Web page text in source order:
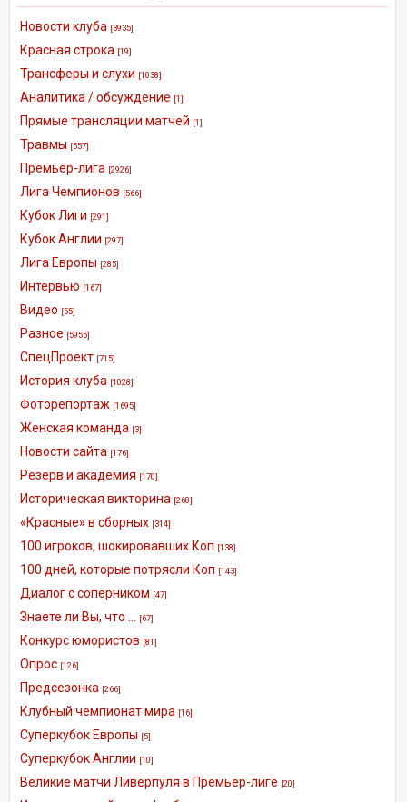
Новости клуба [3935]
Красная строка [19]
Трансферы и слухи [1038]
Аналитика / обсуждение [1]
Прямые трансляции матчей [1]
Травмы [557]
Премьер-лига [2926]
Лига Чемпионов [566]
Кубок Лиги [291]
Кубок Англии [297]
Лига Европы [285]
Интервью [167]
Видео [55]
Разное [5955]
СпецПроект [715]
История клуба [1028]
Фоторепортаж [1695]
Женская команда [3]
Новости сайта [176]
Резерв и академия [170]
Историческая викторина [260]
«Красные» в сборных [314]
100 игроков, шокировавших Коп [138]
100 дней, которые потрясли Коп [143]
Диалог с соперником [47]
Знаете ли Вы, что ... [67]
Конкурс юмористов [81]
Опрос [126]
Предсезонка [266]
Клубный чемпионат мира [16]
Суперкубок Европы [5]
Суперкубок Англии [10]
Великие матчи Ливерпуля в Премьер-лиге [20]